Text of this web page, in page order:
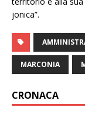
jonica”.
MARCONIA
CRONACA